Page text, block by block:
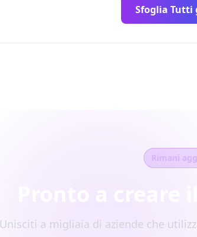
Sfoglia Tutti
Rimani
Unisciti a migliaia di aziende che